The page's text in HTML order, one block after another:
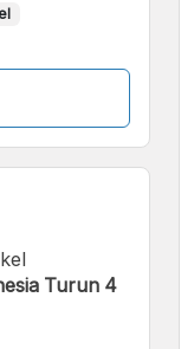
Turun 4
berikut: